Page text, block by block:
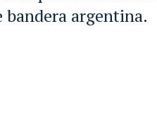
argentina.